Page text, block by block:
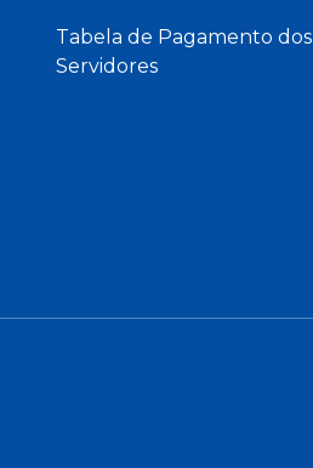
Tabela de Pagamento dos
Servidores